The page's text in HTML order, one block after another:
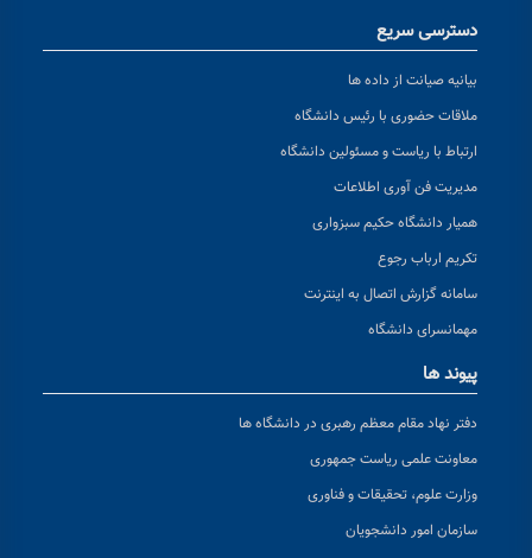
دسترسی سریع
بیانیه صیانت از داده ها
ملاقات حضوری با رئیس دانشگاه
ارتباط با ریاست و مسئولین دانشگاه
مدیریت فن آوری اطلاعات
همیار دانشگاه حکیم سبزواری
تکریم ارباب رجوع
سامانه گزارش اتصال به اینترنت
مهمانسرای دانشگاه
پیوند ها
دفتر نهاد مقام معظم رهبری در دانشگاه ها
معاونت علمی ریاست جمهوری
وزارت علوم، تحقیقات و فناوری
سازمان امور دانشجویان